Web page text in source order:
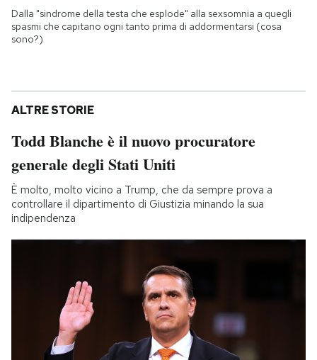
Dalla "sindrome della testa che esplode" alla sexsomnia a quegli
spasmi che capitano ogni tanto prima di addormentarsi (cosa
sono?)
ALTRE STORIE
Todd Blanche è il nuovo procuratore
generale degli Stati Uniti
È molto, molto vicino a Trump, che da sempre prova a
controllare il dipartimento di Giustizia minando la sua
indipendenza